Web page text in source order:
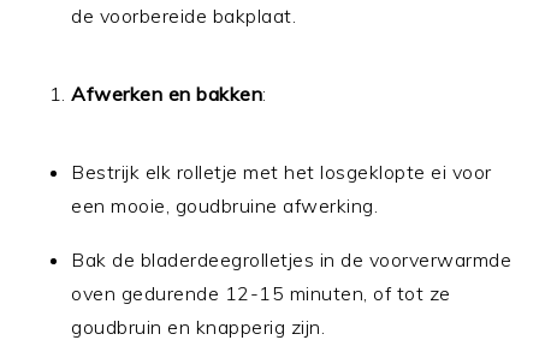
de voorbereide bakplaat.
Afwerken en bakken:
Bestrijk elk rolletje met het losgeklopte ei voor
een mooie, goudbruine afwerking.
Bak de bladerdeegrolletjes in de voorverwarmde
oven gedurende 12-15 minuten, of tot ze
goudbruin en knapperig zijn.